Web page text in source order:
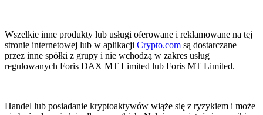
Wszelkie inne produkty lub usługi oferowane i reklamowane na tej
stronie internetowej lub w aplikacji Crypto.com są dostarczane
przez inne spółki z grupy i nie wchodzą w zakres usług
regulowanych Foris DAX MT Limited lub Foris MT Limited.
Handel lub posiadanie kryptoaktywów wiąże się z ryzykiem i może